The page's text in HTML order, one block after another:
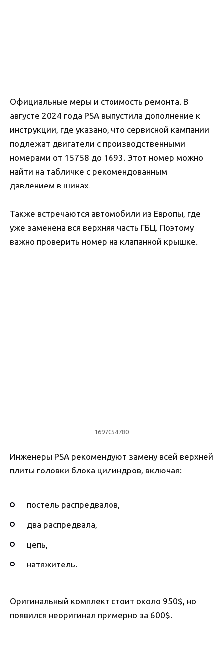
Официальные меры и стоимость ремонта. В
августе 2024 года PSA выпустила дополнение к
инструкции, где указано, что сервисной кампании
подлежат двигатели с производственными
номерами от 15758 до 1693. Этот номер можно
найти на табличке с рекомендованным
давлением в шинах.
Также встречаются автомобили из Европы, где
уже заменена вся верхняя часть ГБЦ. Поэтому
важно проверить номер на клапанной крышке.
1697054780
Инженеры PSA рекомендуют замену всей верхней
плиты головки блока цилиндров, включая:
постель распредвалов,
два распредвала,
цепь,
натяжитель.
Оригинальный комплект стоит около 950$, но
появился неоригинал примерно за 600$.